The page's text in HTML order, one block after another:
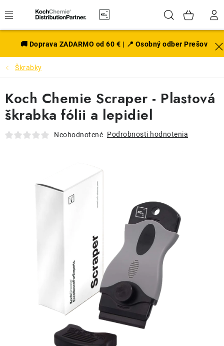
na
Hľadať
EXTERIÉR
DISKY A PNEU
INTERIÉR
PRÍSLUŠENSTVO
NOVINKY V SORTIMENTE
ČISTENIE A ÚDRŽBA LODÍ
🚚 Doprava ZADARMO od 60 € | 📍 Osobný odber Prešov
Škrabky
Koch Chemie Scraper - Plastová
škrabka fólii a lepidiel
Neohodnotené Podrobnosti hodnotenia